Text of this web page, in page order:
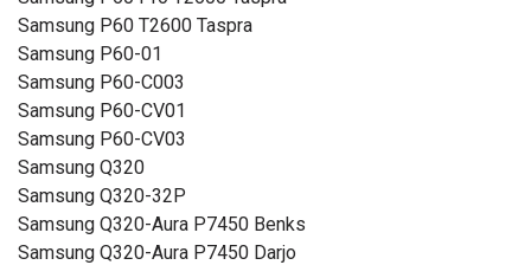
Samsung P60 T2600 Taspra
Samsung P60-01
Samsung P60-C003
Samsung P60-CV01
Samsung P60-CV03
Samsung Q320
Samsung Q320-32P
Samsung Q320-Aura P7450 Benks
Samsung Q320-Aura P7450 Darjo